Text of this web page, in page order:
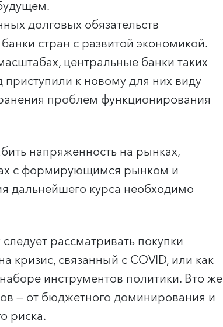
долговых обязательств
стран с развитой экономикой.
центральные банки таких
к новому для них виду
проблем функционирования
напряженность на рынках,
с формирующимся рынком и
дальнейшего курса необходимо
рассматривать покупки
кризис, связанный с COVID, или как
инструментов политики. Вто же
— от бюджетного доминирования и
риска.